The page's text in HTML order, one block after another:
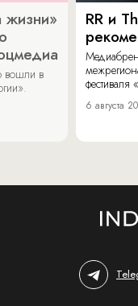
жизни»
вошли в
RR и
6 августа